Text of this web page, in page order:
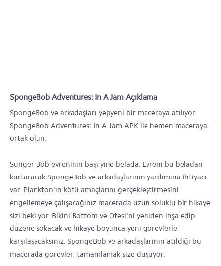
SpongeBob Adventures: In A Jam Açıklama
SpongeBob ve arkadaşları yepyeni bir maceraya atılıyor.
SpongeBob Adventures: In A Jam APK ile hemen maceraya
ortak olun.
Sünger Bob evreninin başı yine belada. Evreni bu beladan
kurtaracak SpongeBob ve arkadaşlarının yardımına ihtiyacı
var. Plankton'ın kötü amaçlarını gerçekleştirmesini
engellemeye çalışacağınız macerada uzun soluklu bir hikaye
sizi bekliyor. Bikini Bottom ve Ötesi'ni yeniden inşa edip
düzene sokacak ve hikaye boyunca yeni görevlerle
karşılaşacaksınız. SpongeBob ve arkadaşlarının atıldığı bu
macerada görevleri tamamlamak size düşüyor.